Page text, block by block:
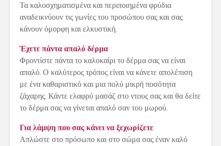
Τα καλοσχηματισμένα και περιποιημένα φρύδια
αναδεικνύουν τις γωνίες του προσώπου σας και σας
κάνουν όμορφη και ελκυστική.
Έχετε πάντα απαλό δέρμα
Φροντίστε πάντα το καλοκαίρι το δέρμα σας να είναι
απαλό. Ο καλύτερος τρόπος είναι να κάνετε απολέπιση
με ένα καθαριστικό και μια πολύ μικρή ποσότητα
ζάχαρης. Κάντε ελαφρύ μασάζ στο ντους σας και θα δείτε
το δέρμα σας να γίνεται απαλό σαν του μωρού.
Για λάμψη που σας κάνει να ξεχωρίζετε
Απλώστε στο πρόσωπο και στο σώμα σας έναν καλό